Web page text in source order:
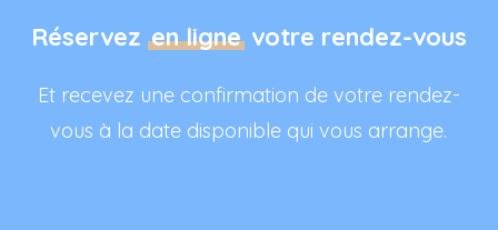
Réservez en lignevotre rendez-vous
Et recevez une confirmation de votre rendez-
vous à la date disponible qui vous arrange.